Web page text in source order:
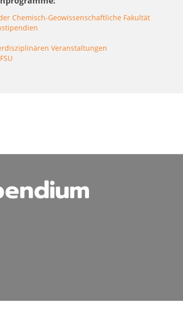
Chemisch-Geowissenschaftliche Fakultät
Veranstaltungen